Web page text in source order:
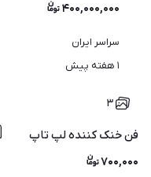
۴۰۰,۰۰۰,۰۰۰
سراسر ایران
۱ هفته پیش
۳
فن خنک کننده لپ تاپ
۷۰۰,۰۰۰